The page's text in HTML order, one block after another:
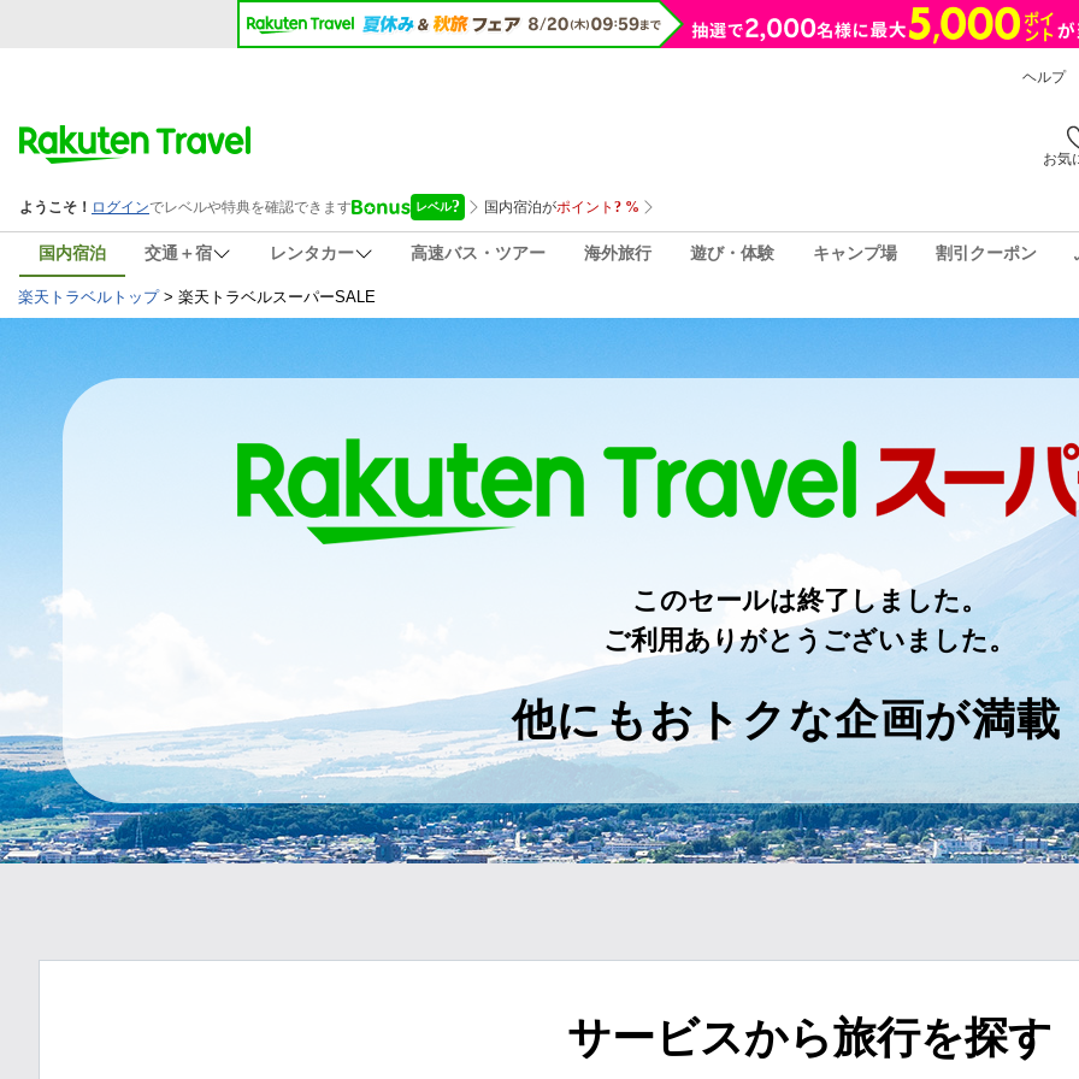
ヘルプ
お気
国内宿泊 交通＋宿 レンタカー 高速バス・ツアー 海外旅行 遊び・体験 キャンプ場 割引クーポン
楽天トラベルトップ> 楽天トラベルスーパーSALE
このセールは終了しました。
ご利用ありがとうございました。
他にもおトクな企画が満載
サービスから旅行を探す